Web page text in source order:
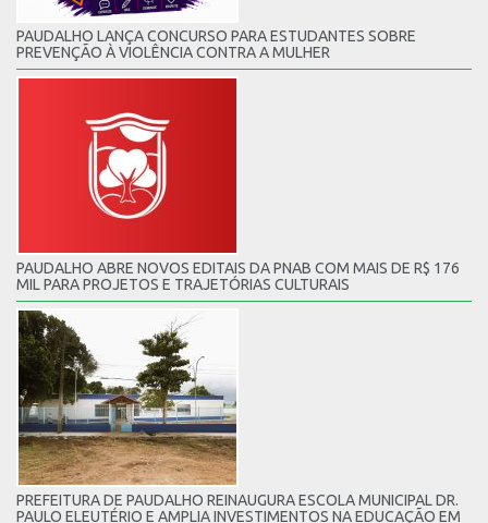
PAUDALHO LANÇA CONCURSO PARA ESTUDANTES SOBRE
PREVENÇÃO À VIOLÊNCIA CONTRA A MULHER
PAUDALHO ABRE NOVOS EDITAIS DA PNAB COM MAIS DE R$ 176
MIL PARA PROJETOS E TRAJETÓRIAS CULTURAIS
PREFEITURA DE PAUDALHO REINAUGURA ESCOLA MUNICIPAL DR.
PAULO ELEUTÉRIO E AMPLIA INVESTIMENTOS NA EDUCAÇÃO EM